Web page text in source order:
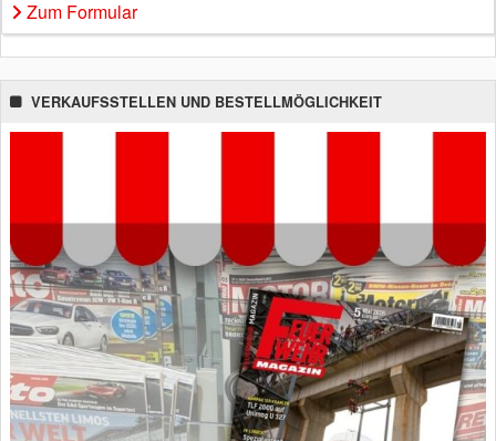
Zum Formular
VERKAUFSSTELLEN UND BESTELLMÖGLICHKEIT